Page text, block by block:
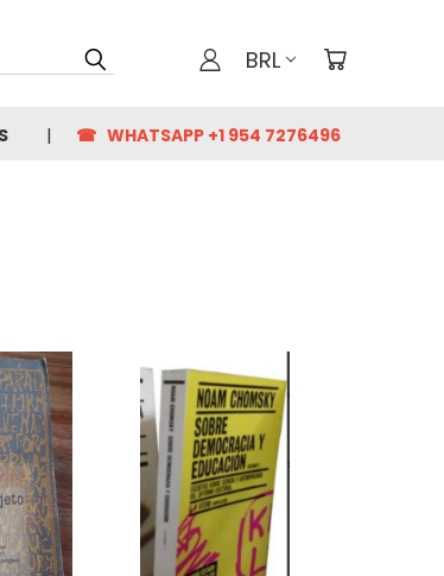
BRL
☎ WHATSAPP +1 954 7276496